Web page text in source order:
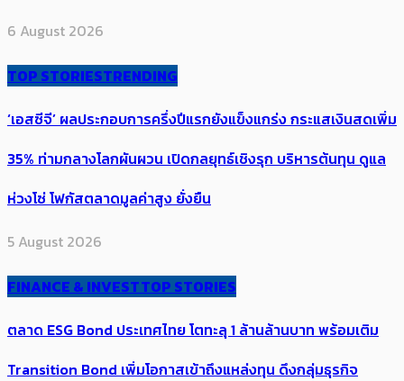
6 August 2026
TOP STORIESTRENDING
‘เอสซีจี’ ผลประกอบการครึ่งปีแรกยังแข็งแกร่ง กระแสเงินสดเพิ่ม
35% ท่ามกลางโลกผันผวน เปิดกลยุทธ์เชิงรุก บริหารต้นทุน ดูแล
ห่วงโซ่ โฟกัสตลาดมูลค่าสูง ยั่งยืน
5 August 2026
FINANCE & INVESTTOP STORIES
ตลาด ESG Bond ประเทศไทย โตทะลุ 1 ล้านล้านบาท พร้อมเติม
Transition Bond เพิ่มโอกาสเข้าถึงแหล่งทุน ดึงกลุ่มธุรกิจ